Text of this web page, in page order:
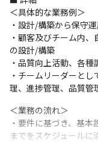
＜具体的な業務例＞
・設計/構築から保守
・顧客及びチーム内
の設計/構築
・品質向上活動、各
・チームリーダーと
理、進捗管理、品質管
＜業務の流れ＞
・要件に基づき、基
までをスケジュールに